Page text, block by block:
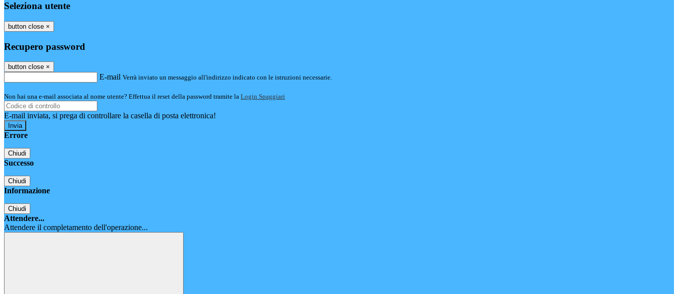
Seleziona utente
button close ×
Recupero password
button close ×
E-mail Verrà inviato un messaggio all'indirizzo indicato con le istruzioni necessarie.
Non hai una e-mail associata al nome utente? Effettua il reset della password tramite la Login Spaggiari
E-mail inviata, si prega di controllare la casella di posta elettronica!
Errore
Chiudi
Successo
Chiudi
Informazione
Chiudi
Attendere...
Attendere il completamento dell'operazione...